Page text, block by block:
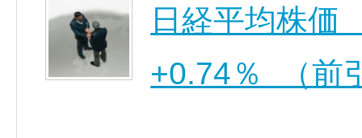
日経平均株
+0.74％ （前